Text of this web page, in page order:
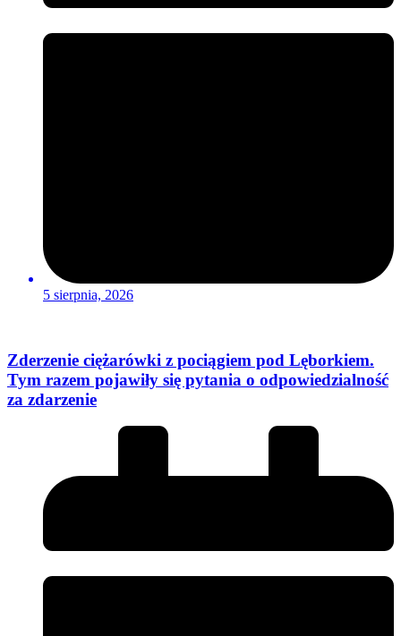
5 sierpnia, 2026
Zderzenie ciężarówki z pociągiem pod Lęborkiem.
Tym razem pojawiły się pytania o odpowiedzialność
za zdarzenie